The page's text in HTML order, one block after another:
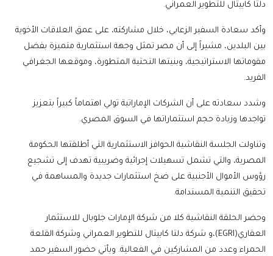
دلتا كابيتال للتطوير العمراني.
‏‎وأكد سعادة السفير الزعابي، خلال مشاركته، على عمق العلاقات الأخوية
بين البلدين، مشيراً إلى أن مصر تمثل وجهة استثمارية متميزة بفضل
مقوماتها الاستراتيجية، وبنيتها التحتية المتطورة، وموقعها الجغرافي
الفريد.
‏‎وشدد سعادته على أن الشركات الإماراتية تولي اهتماماً كبيراً بتعزيز
تواجدها وزيادة حجم استثماراتها في السوق المصري.
‏‎وتناولت الجلسة النقاشية الحوافز الاستثمارية التي أطلقتها الحكومة
المصرية، والتي تشمل تسهيلات إجرائية وضريبية تهدف إلى تشجيع
رؤوس الأموال الأجنبية على ضخ استثمارات جديدة والمساهمة في
تحقيق التنمية المستدامة.
وحضر الحلقة النقاشية كلا من شركة الإمارات جلوبال للاستثمار
العقاري(EGRI)،و شركة دلتا كابيتال للتطوير العمراني وشركة القلعة
الحمراء وعدد من المشاركين في الفعالية. ويأتي حضور السفير حمد